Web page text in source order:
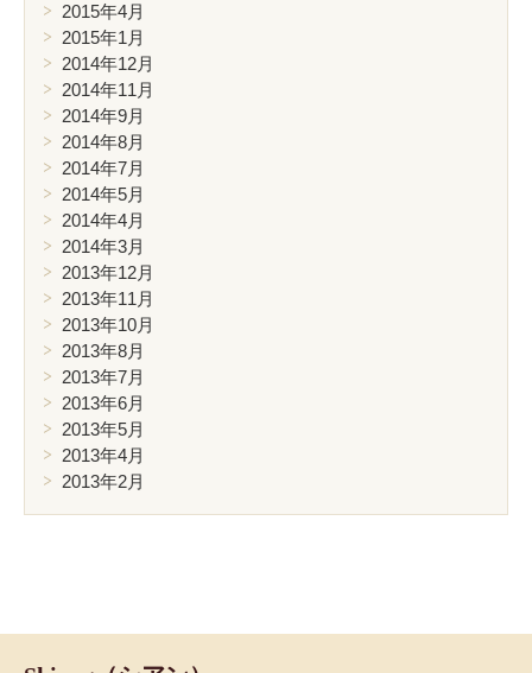
2015年4月
2015年1月
2014年12月
2014年11月
2014年9月
2014年8月
2014年7月
2014年5月
2014年4月
2014年3月
2013年12月
2013年11月
2013年10月
2013年8月
2013年7月
2013年6月
2013年5月
2013年4月
2013年2月